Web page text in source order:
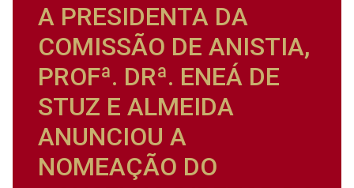
A PRESIDENTA DA
COMISSÃO DE ANISTIA,
PROFª. DRª. ENEÁ DE
STUZ E ALMEIDA
ANUNCIOU A
NOMEAÇÃO DO